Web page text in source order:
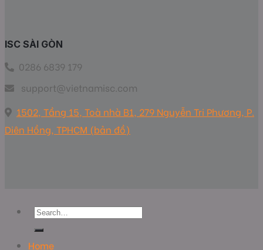
ISC SÀI GÒN
0286 6839 179
support@vietnamisc.com
1502, Tầng 15, Toà nhà B1, 279 Nguyễn Tri Phương, P.
Diên Hồng, TPHCM (bản đồ)
Home